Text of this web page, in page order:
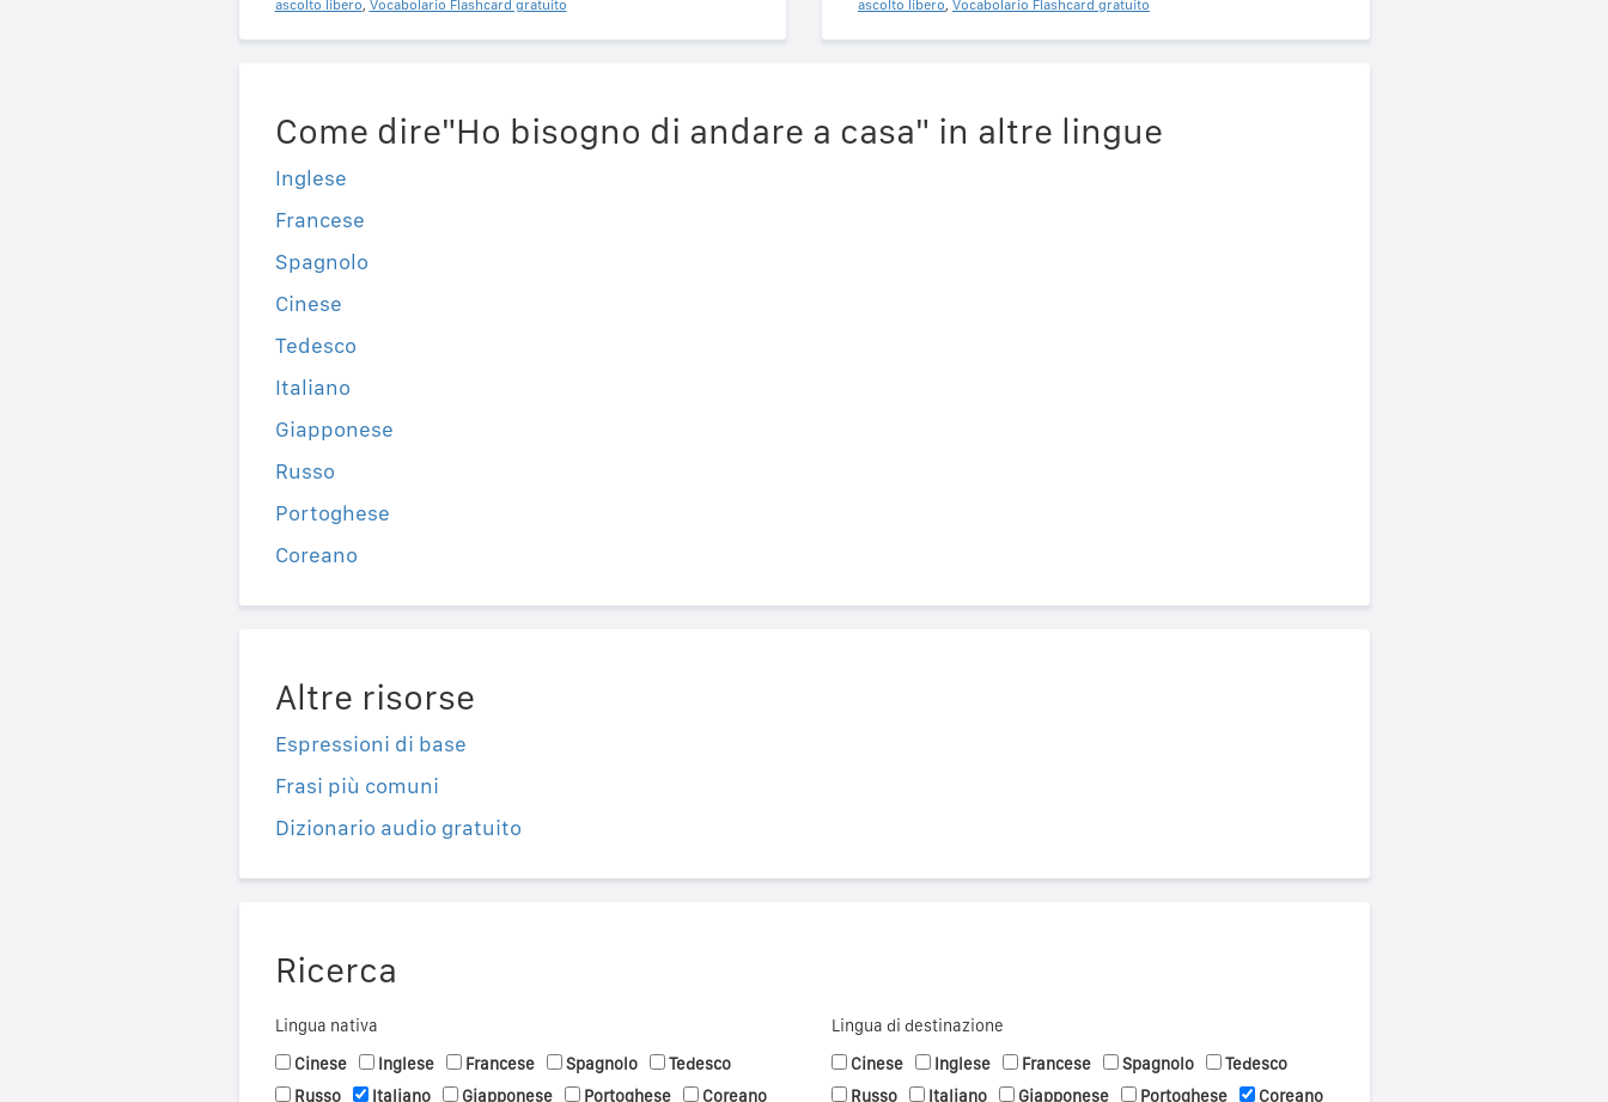
ascolto libero, Vocabolario Flashcard gratuito
ascolto libero, Vocabolario Flashcard gratuito
Come dire"Ho bisogno di andare a casa" in altre lingue
Inglese
Francese
Spagnolo
Cinese
Tedesco
Italiano
Giapponese
Russo
Portoghese
Coreano
Altre risorse
Espressioni di base
Frasi più comuni
Dizionario audio gratuito
Ricerca
Lingua nativa
Cinese
Inglese Francese Spagnolo
Tedesco
Russo
Italiano Giapponese Portoghese Coreano
Lingua di destinazione
Cinese
Inglese Francese Spagnolo
Tedesco
Russo
Italiano Giapponese Portoghese Coreano